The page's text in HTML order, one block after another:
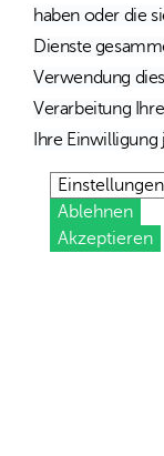
haben oder die
Dienste
Verwendung
Verarbeitung
Ihre
Einstellungen
Ablehnen
Akzeptieren